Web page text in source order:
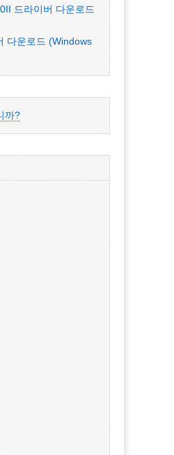
드라이버 다운로드
다운로드 (Windows
까?